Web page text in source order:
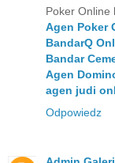
Poker Online
Agen Poker
BandarQ
Bandar
Agen
agen judi
Odpowiedz